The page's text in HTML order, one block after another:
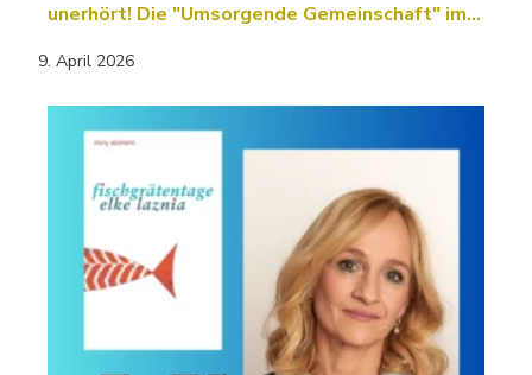
unerhört! Die "Umsorgende Gemeinschaft" im…
9. April 2026